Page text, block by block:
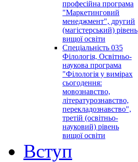
професійна програма
"Маркетинговий
менеджмент", другий
(магістерський) рівень
вищої освіти
Спеціальність 035
Філологія, Освітньо-
наукова програма
"Філологія у вимірах
сьогодення:
мовознавство,
літературознавство,
перекладознавство",
третій (освітньо-
науковий) рівень
вищої освіти
Вступ